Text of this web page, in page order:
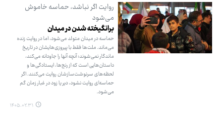
روایت اگر نباشد، حماسه خاموش
می‌شود
برانگیخته شدن در میدان
حماسه در میدان متولد می‌شود، اما در روایت زنده
می‌ماند. ملت‌ها فقط با پیروزی‌هایشان در تاریخ
ماندگار نمی‌شوند؛ آنچه آنها را جاودانه می‌کند،
داستان‌هایی است که از رنج‌ها، ایستادگی‌ها و
لحظه‌های سرنوشت‌سازشان روایت می‌کنند. اگر
حماسه‌ای روایت نشود، دیر یا زود در غبار زمان گم
می‌شود.
۱۴۰۵.۰۲.۳۱